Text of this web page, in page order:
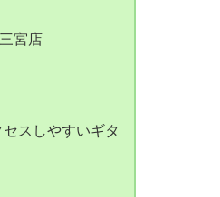
宮店
スしやすいギタ